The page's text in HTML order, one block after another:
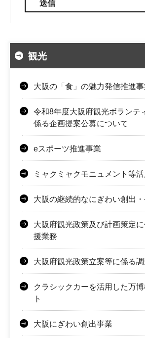
観光
大阪の「食」の魅力発信推進事
令和8年度大阪府観光ボランテ
係る企画提案公募について
eスポーツ推進事業
ミャクミャクモニュメント等
大阪の継続的なにぎわい創出
大阪府観光政策及び計画策定
援業務
大阪府観光政策立案等に係る
クラシックカーを活用した万
ト
大阪にぎわい創出事業